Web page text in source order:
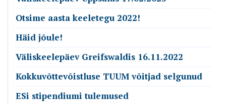
Otsime aasta keeletegu 2022!
Häid jõule!
Väliskeelepäev Greifswaldis 16.11.2022
Kokkuvõttevõistluse TUUM võitjad selgunud
ESi stipendiumi tulemused